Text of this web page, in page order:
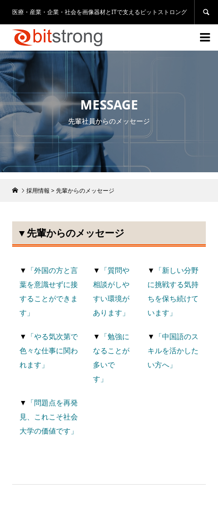
医療・産業・企業・社会を画像器材とITで支えるビットストロング 

MESSAGE
先輩社員からのメッセージ
採用情報 >先輩からのメッセージ
▼先輩からのメッセージ
▼ 「外国の方と言
葉を意識せずに接
することができま
す」
▼ 「質問や
相談がしや
すい環境が
あります」
▼ 「新しい分野
に挑戦する気持
ちを保ち続けて
います」
▼ 「やる気次第で
色々な仕事に関わ
れます」
▼ 「勉強に
なることが
多いで
す」
▼ 「中国語のス
キルを活かした
い方へ」
▼ 「問題点を再発
見、これこそ社会
大学の価値です」